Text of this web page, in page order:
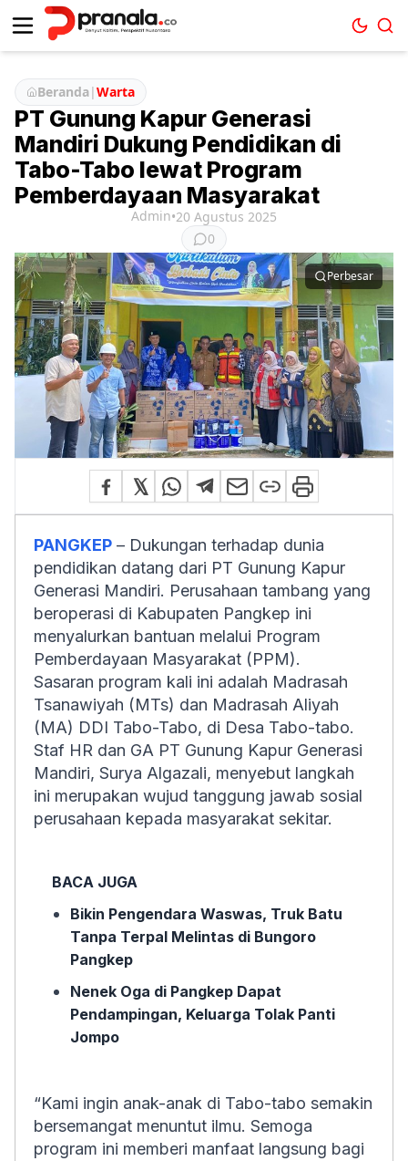
Beranda|Warta
PT Gunung Kapur Generasi
Mandiri Dukung Pendidikan di
Tabo-Tabo lewat Program
Pemberdayaan Masyarakat
Admin•20 Agustus 2025
0
Perbesar
PANGKEP – Dukungan terhadap dunia
pendidikan datang dari PT Gunung Kapur
Generasi Mandiri. Perusahaan tambang yang
beroperasi di Kabupaten Pangkep ini
menyalurkan bantuan melalui Program
Pemberdayaan Masyarakat (PPM).
Sasaran program kali ini adalah Madrasah
Tsanawiyah (MTs) dan Madrasah Aliyah
(MA) DDI Tabo-Tabo, di Desa Tabo-tabo.
Staf HR dan GA PT Gunung Kapur Generasi
Mandiri, Surya Algazali, menyebut langkah
ini merupakan wujud tanggung jawab sosial
perusahaan kepada masyarakat sekitar.
BACA JUGA
Bikin Pengendara Waswas, Truk Batu
Tanpa Terpal Melintas di Bungoro
Pangkep
Nenek Oga di Pangkep Dapat
Pendampingan, Keluarga Tolak Panti
Jompo
“Kami ingin anak-anak di Tabo-tabo semakin
bersemangat menuntut ilmu. Semoga
program ini memberi manfaat langsung bagi